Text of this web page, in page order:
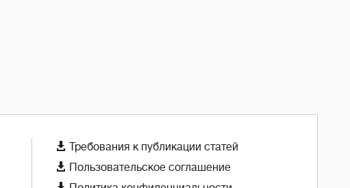
 Требования к публикации статей
 Пользовательское соглашение